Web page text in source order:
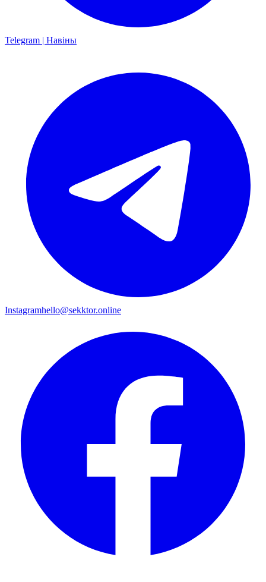
Telegram | Навіны
Instagramhello@sekktor.online